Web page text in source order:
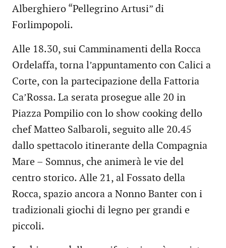
Alberghiero “Pellegrino Artusi” di
Forlimpopoli.
Alle 18.30, sui Camminamenti della Rocca
Ordelaffa, torna l’appuntamento con Calici a
Corte, con la partecipazione della Fattoria
Ca’Rossa. La serata prosegue alle 20 in
Piazza Pompilio con lo show cooking dello
chef Matteo Salbaroli, seguito alle 20.45
dallo spettacolo itinerante della Compagnia
Mare – Somnus, che animerà le vie del
centro storico. Alle 21, al Fossato della
Rocca, spazio ancora a Nonno Banter con i
tradizionali giochi di legno per grandi e
piccoli.